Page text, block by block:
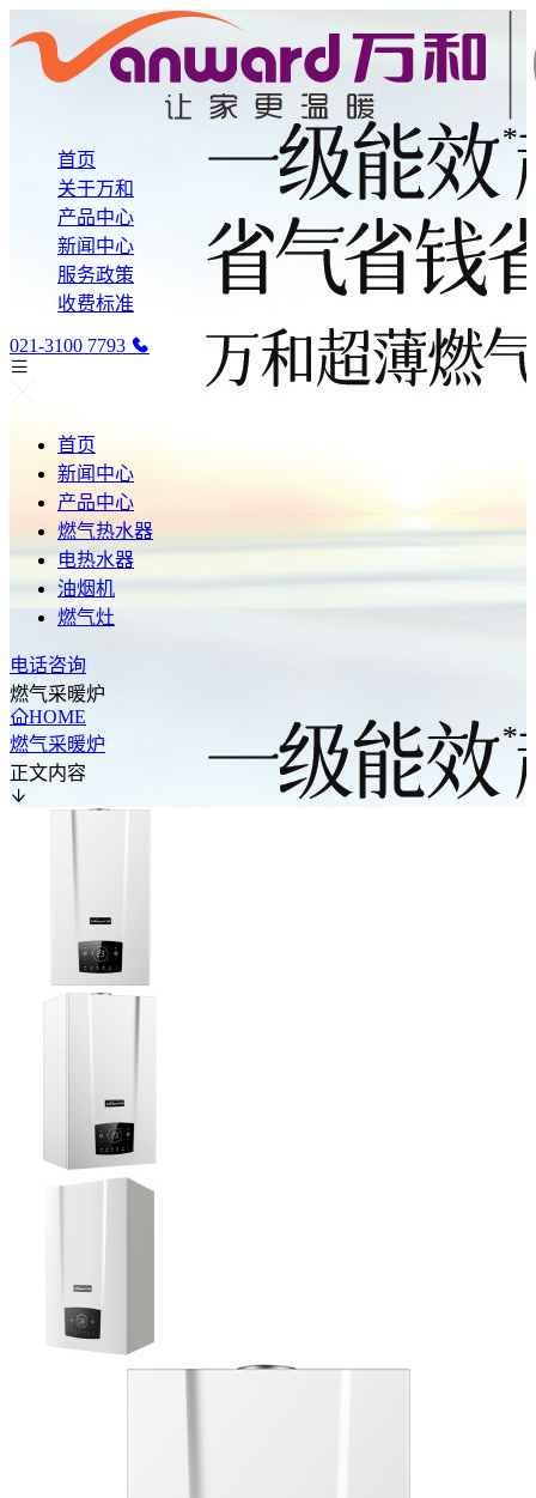
首页
关于万和
产品中心
新闻中心
服务政策
收费标准
021-3100 7793
首页
新闻中心
产品中心
燃气热水器
电热水器
油烟机
燃气灶
电话咨询
燃气采暖炉
HOME
燃气采暖炉
正文内容